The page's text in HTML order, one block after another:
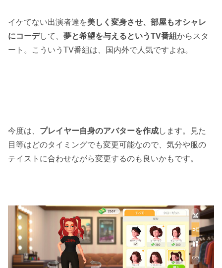
イケてない出演者達を美しく変身させ、部屋もオシャレ
にコーデして、夢と希望を与えるというTV番組からスタ
ート。こういうTV番組は、国内外で人気ですよね。
今度は、 プレイヤー自身のアバターを作成します。見た
目等はどのタイミングでも変更可能なので、気分や服の
テイストに合わせながら変更するのも良いかもです。